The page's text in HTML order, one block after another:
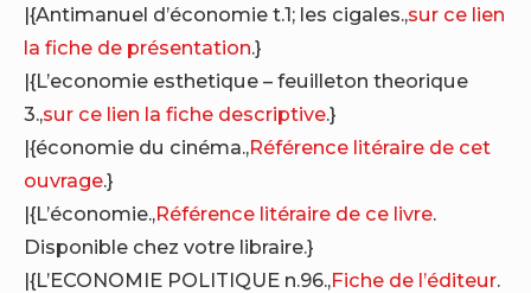
|{Antimanuel d’économie t.1; les cigales.,sur ce lien
la fiche de présentation.}
|{L’economie esthetique – feuilleton theorique
3.,sur ce lien la fiche descriptive.}
|{économie du cinéma.,Référence litéraire de cet
ouvrage.}
|{L’économie.,Référence litéraire de ce livre.
Disponible chez votre libraire.}
|{L’ECONOMIE POLITIQUE n.96.,Fiche de l’éditeur.